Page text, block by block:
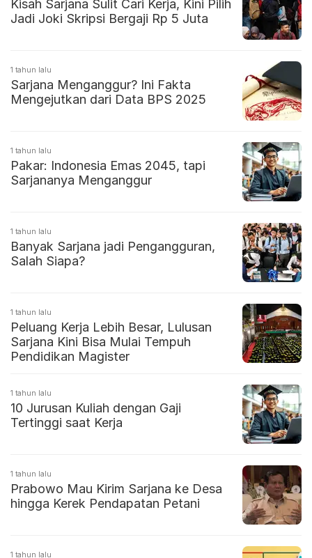
Kisah Sarjana Sulit Cari Kerja, Kini Pilih
Jadi Joki Skripsi Bergaji Rp 5 Juta
1 tahun lalu
Sarjana Menganggur? Ini Fakta
Mengejutkan dari Data BPS 2025
1 tahun lalu
Pakar: Indonesia Emas 2045, tapi
Sarjananya Menganggur
1 tahun lalu
Banyak Sarjana jadi Pengangguran,
Salah Siapa?
1 tahun lalu
Peluang Kerja Lebih Besar, Lulusan
Sarjana Kini Bisa Mulai Tempuh
Pendidikan Magister
1 tahun lalu
10 Jurusan Kuliah dengan Gaji
Tertinggi saat Kerja
1 tahun lalu
Prabowo Mau Kirim Sarjana ke Desa
hingga Kerek Pendapatan Petani
1 tahun lalu